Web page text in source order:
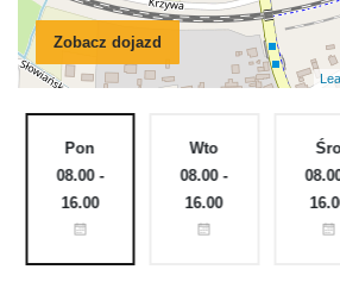
Zobacz dojazd
Pon
08.00 -
16.00
Wto
08.00 -
16.00